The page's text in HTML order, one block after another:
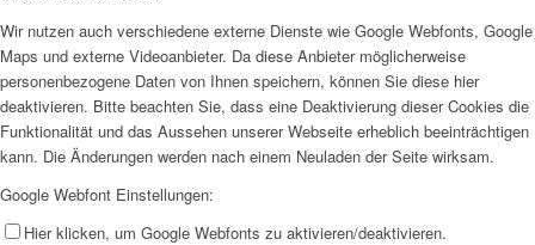
Wir nutzen auch verschiedene externe Dienste wie Google Webfonts, Google
Maps und externe Videoanbieter. Da diese Anbieter möglicherweise
personenbezogene Daten von Ihnen speichern, können Sie diese hier
deaktivieren. Bitte beachten Sie, dass eine Deaktivierung dieser Cookies die
Funktionalität und das Aussehen unserer Webseite erheblich beeinträchtigen
kann. Die Änderungen werden nach einem Neuladen der Seite wirksam.
Google Webfont Einstellungen:
Hier klicken, um Google Webfonts zu aktivieren/deaktivieren.